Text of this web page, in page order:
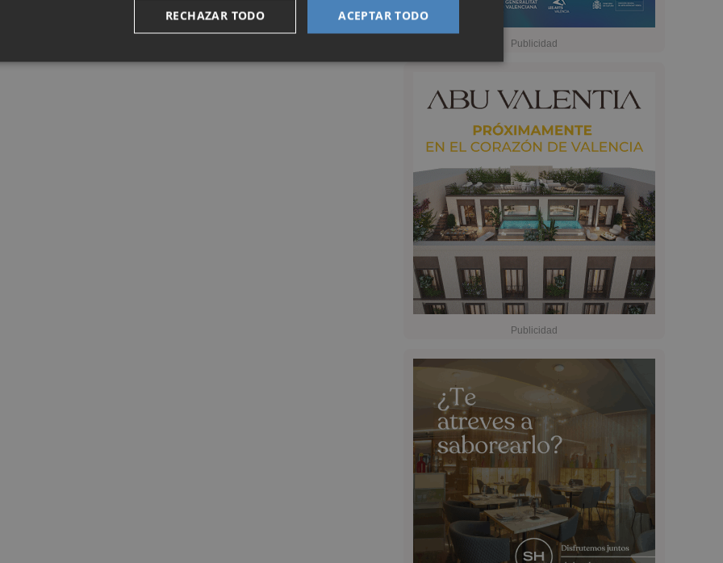
ACEPTAR TODO
RECHAZAR TODO